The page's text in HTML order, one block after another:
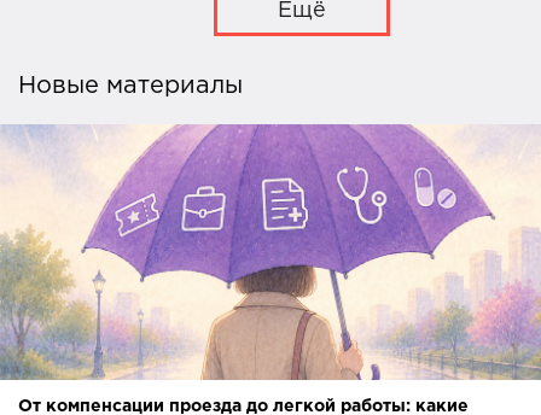
Ещё
Новые материалы
От компенсации проезда до легкой работы: какие